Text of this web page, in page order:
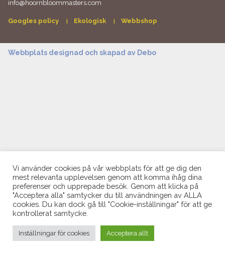
info@hoornbloommasters.com
Googles policy Ekologisk Webbshop
Webbplats designad och skapad av Debo
Vi använder cookies på vår webbplats för att ge dig den
mest relevanta upplevelsen genom att komma ihåg dina
preferenser och upprepade besök. Genom att klicka på
"Acceptera alla" samtycker du till användningen av ALLA
cookies. Du kan dock gå till "Cookie-inställningar" för att ge
kontrollerat samtycke.
Inställningar för cookies Acceptera allt